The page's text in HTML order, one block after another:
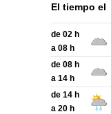
El tiempo el
de 02 h
a 08 h
de 08 h
a 14 h
de 14 h
a 20 h